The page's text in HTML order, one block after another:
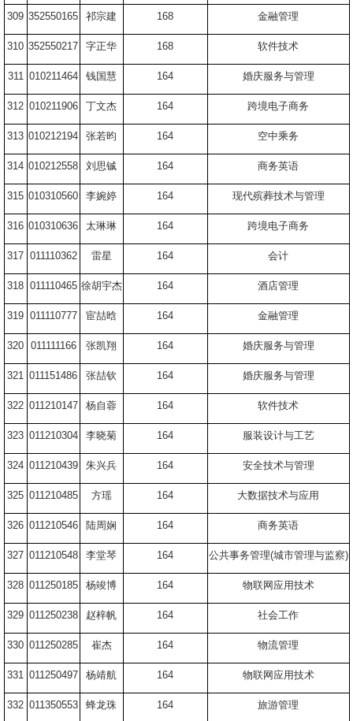
309 352550165 祁宗建 168 金融管理
310 352550217 字正华 168 软件技术
311 010211464 钱国慧 164 婚庆服务与管理
312 010211906 丁文杰 164 跨境电子商务
313 010212194 张若昀 164 空中乘务
314 010212558 刘思铖 164 商务英语
315 010310560 李婉婷 164 现代殡葬技术与管理
316 010310636 太琳琳 164 跨境电子商务
317 011110362 雷星 164 会计
318 011110465 徐胡宇杰 164 酒店管理
319 011110777 宦喆晗 164 金融管理
320 011111166 张凯翔 164 婚庆服务与管理
321 011151486 张喆钦 164 婚庆服务与管理
322 011210147 杨自蓉 164 软件技术
323 011210304 李晓菊 164 服装设计与工艺
324 011210439 朱兴兵 164 安全技术与管理
325 011210485 方瑶 164 大数据技术与应用
326 011210546 陆周娴 164 商务英语
327 011210548 李堂琴 164 公共事务管理(城市管理与监察)
328 011250185 杨竣博 164 物联网应用技术
329 011250238 赵梓帆 164 社会工作
330 011250285 崔杰 164 物流管理
331 011250497 杨靖航 164 物联网应用技术
332 011350553 蜂龙珠 164 旅游管理